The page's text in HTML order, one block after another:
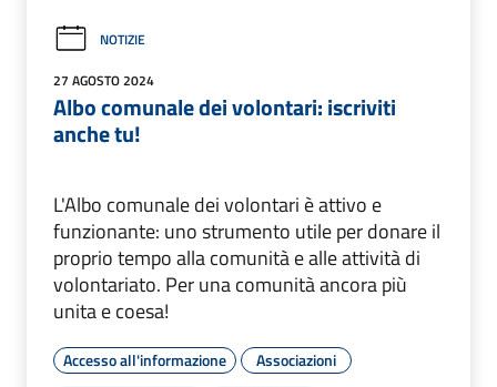
NOTIZIE
27 AGOSTO 2024
Albo comunale dei volontari: iscriviti
anche tu!
L'Albo comunale dei volontari è attivo e
funzionante: uno strumento utile per donare il
proprio tempo alla comunità e alle attività di
volontariato. Per una comunità ancora più
unita e coesa!
Accesso all'informazione
Associazioni